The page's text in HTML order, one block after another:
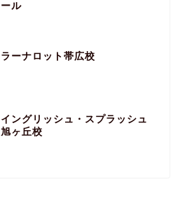
ール
ラーナロット帯広校
イングリッシュ・スプラッシュ
旭ヶ丘校